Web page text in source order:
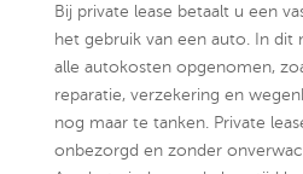
Bij private lease betaalt u een
het gebruik van een auto. In dit
alle autokosten opgenomen,
reparatie, verzekering en
nog maar te tanken. Private
onbezorgd en zonder